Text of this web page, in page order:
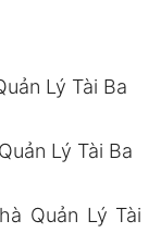
Lý Tài Ba
Lý Tài Ba
Quản Lý Tài